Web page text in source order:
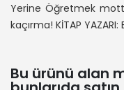
Yerine Öğretmek
kaçırma! KİTAP YAZARI:
Bu ürünü alan